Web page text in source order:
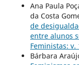
Ana Paula
da Costa
de
entre alunos
Feministas: v.
Bárbara